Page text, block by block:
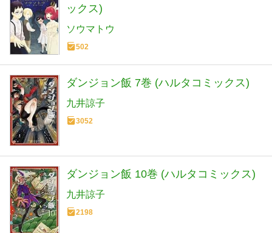
ックス)
ソウマトウ
502
ダンジョン飯 7巻 (ハルタコミックス)
九井諒子
3052
ダンジョン飯 10巻 (ハルタコミックス)
九井諒子
2198